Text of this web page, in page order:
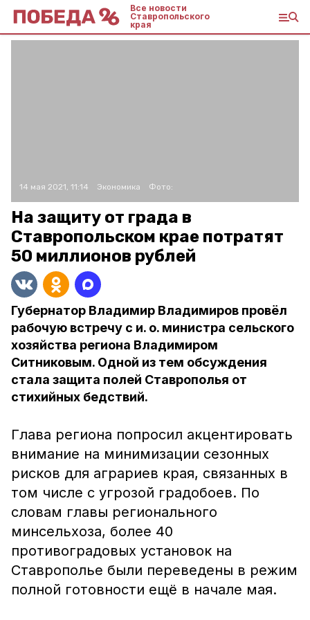
Все новости
Ставропольского
края
14 мая 2021, 11:14 Экономика Фото:
На защиту от града в
Ставропольском крае потратят
50 миллионов рублей
Губернатор Владимир Владимиров провёл
рабочую встречу с и. о. министра сельского
хозяйства региона Владимиром
Ситниковым. Одной из тем обсуждения
стала защита полей Ставрополья от
стихийных бедствий.
Глава региона попросил акцентировать
внимание на минимизации сезонных
рисков для аграриев края, связанных в
том числе с угрозой градобоев. По
словам главы регионального
минсельхоза, более 40
противоградовых установок на
Ставрополье были переведены в режим
полной готовности ещё в начале мая.